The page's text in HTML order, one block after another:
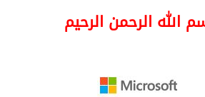
الله الرحمن الرحيم